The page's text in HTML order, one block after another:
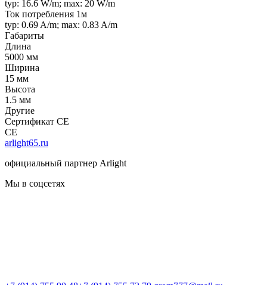
typ: 16.6 W/m; max: 20 W/m
Ток потребления 1м
typ: 0.69 A/m; max: 0.83 A/m
Габариты
Длина
5000 мм
Ширина
15 мм
Высота
1.5 мм
Другие
Сертификат CE
CE
arlight65.ru
официальный партнер Arlight
Мы в соцсетях